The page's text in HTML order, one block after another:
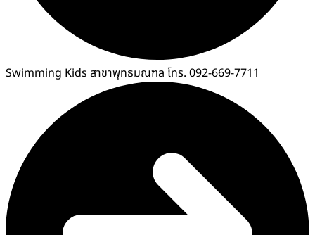
Swimming Kids สาขาพุทธมณฑล โทร. 092-669-7711